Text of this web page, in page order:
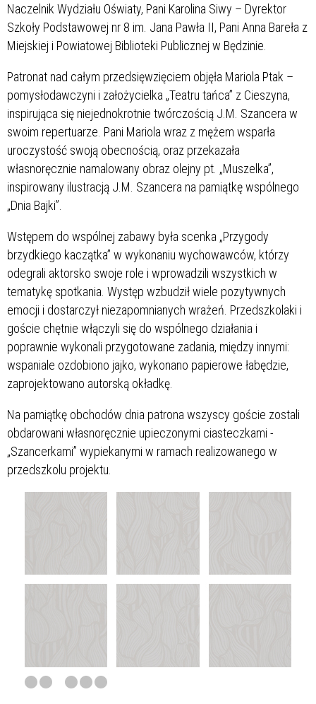
Naczelnik Wydziału Oświaty, Pani Karolina Siwy – Dyrektor
Szkoły Podstawowej nr 8 im. Jana Pawła II, Pani Anna Bareła z
Miejskiej i Powiatowej Biblioteki Publicznej w Będzinie.
Patronat nad całym przedsięwzięciem objęła Mariola Ptak –
pomysłodawczyni i założycielka „Teatru tańca” z Cieszyna,
inspirująca się niejednokrotnie twórczością J.M. Szancera w
swoim repertuarze. Pani Mariola wraz z mężem wsparła
uroczystość swoją obecnością, oraz przekazała
własnoręcznie namalowany obraz olejny pt. „Muszelka”,
inspirowany ilustracją J.M. Szancera na pamiątkę wspólnego
„Dnia Bajki”.
Wstępem do wspólnej zabawy była scenka „Przygody
brzydkiego kaczątka” w wykonaniu wychowawców, którzy
odegrali aktorsko swoje role i wprowadzili wszystkich w
tematykę spotkania. Występ wzbudził wiele pozytywnych
emocji i dostarczył niezapomnianych wrażeń. Przedszkolaki i
goście chętnie włączyli się do wspólnego działania i
poprawnie wykonali przygotowane zadania, między innymi:
wspaniale ozdobiono jajko, wykonano papierowe łabędzie,
zaprojektowano autorską okładkę.
Na pamiątkę obchodów dnia patrona wszyscy goście zostali
obdarowani własnoręcznie upieczonymi ciasteczkami -
„Szancerkami” wypiekanymi w ramach realizowanego w
przedszkolu projektu.